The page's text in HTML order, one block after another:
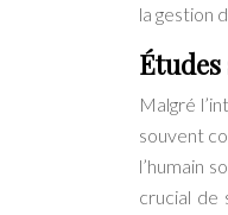
la gestion
Malgré
souvent
l’humain
crucial de